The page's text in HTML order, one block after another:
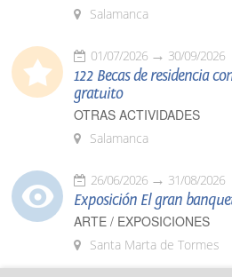
Salamanca
01/07/2026 30/09/2026
122 Becas de residencia
gratuito
OTRAS ACTIVIDADES
Salamanca
26/06/2026 31/08/2026
Exposición El gran
ARTE / EXPOSICIONES
Santa Marta de Tormes